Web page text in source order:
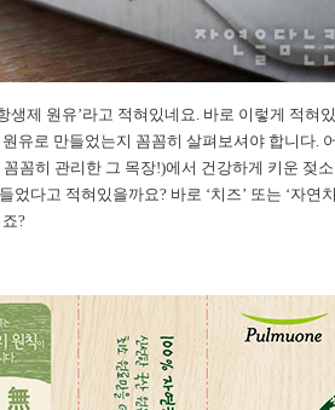
제 원유’라고 적혀있네요. 바로 이렇게 적혀
유로 만들었는지 꼼꼼히 살펴보셔야 합니다.
꼼히 관리한 그 목장!)에서 건강하게 키운 젖
다고 적혀있을까요? 바로 ‘치즈’ 또는 ‘자연
?